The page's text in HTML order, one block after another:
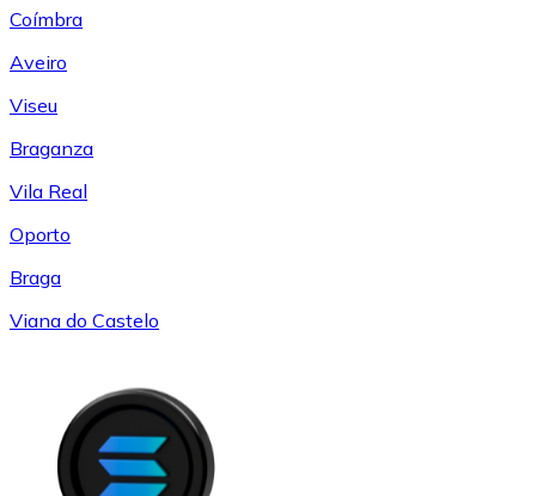
Coímbra
Aveiro
Viseu
Braganza
Vila Real
Oporto
Braga
Viana do Castelo